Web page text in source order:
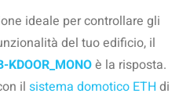
ideale per controllare gli
del tuo edificio, il
è la risposta.
il sistema domotico ETH di